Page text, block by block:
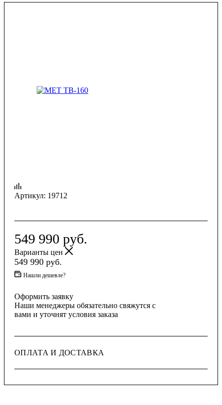
Артикул: 19712
549 990 руб.
Варианты цен
549 990 руб.
Нашли дешевле?
Оформить заявку
Наши менеджеры обязательно свяжутся с
вами и уточнят условия заказа
ОПЛАТА И ДОСТАВКА